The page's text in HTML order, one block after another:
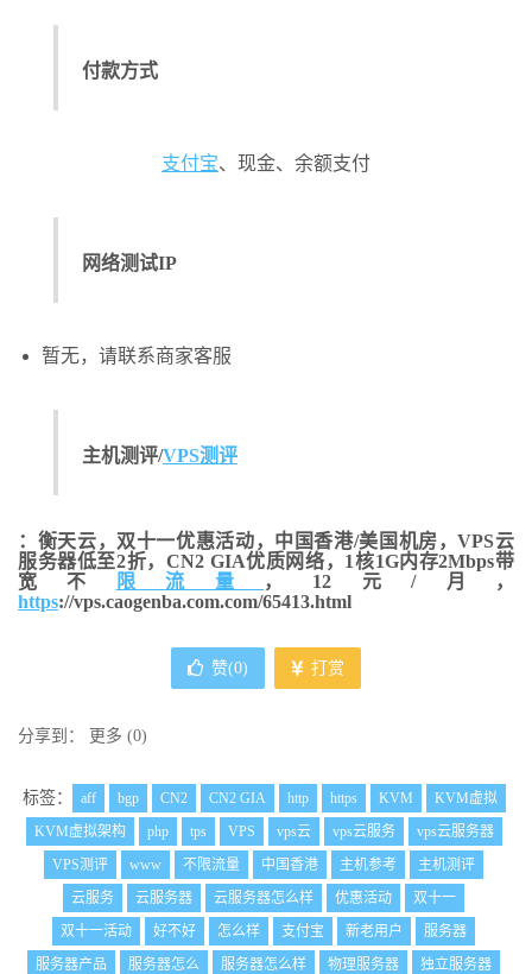
付款方式
支付宝、现金、余额支付
网络测试IP
暂无，请联系商家客服
主机测评/VPS测评
：衡天云，双十一优惠活动，中国香港/美国机房，VPS云
服务器低至2折，CN2 GIA优质网络，1核1G内存2Mbps带
宽不
限流量
，12元/月，
https://vps.caogenba.com.com/65413.html
赞(0) 打赏
分享到： 更多 (0)
标签： aff bgp CN2 CN2 GIA http https KVM
KVM虚拟
KVM虚拟架构
php tps VPS vps云 vps云服务
vps云服务器
VPS测评
www 不限流量 中国香港 主机参考
主机测评
云服务
云服务器 云服务器怎么样 优惠活动
双十一
双十一活动
好不好 怎么样 支付宝 新老用户
服务器
服务器产品
服务器怎么 服务器怎么样 物理服务器
独立服务器